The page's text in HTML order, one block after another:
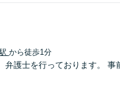
から徒歩1分
護士を行っております。